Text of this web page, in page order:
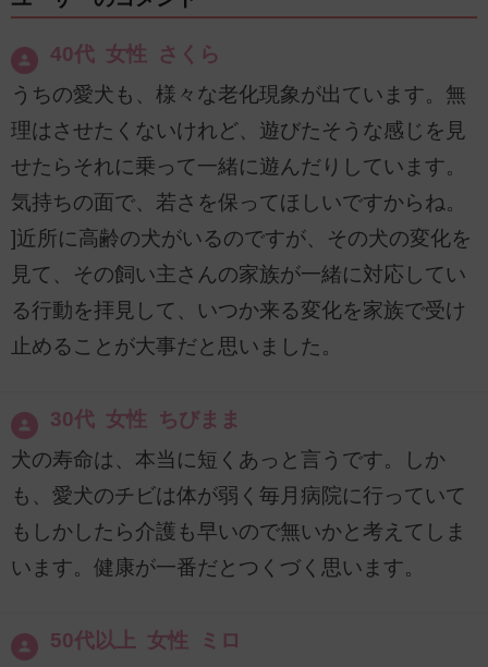
40代 女性 さくら
うちの愛犬も、様々な老化現象が出ています。無
理はさせたくないけれど、遊びたそうな感じを見
せたらそれに乗って一緒に遊んだりしています。
気持ちの面で、若さを保ってほしいですからね。
]近所に高齢の犬がいるのですが、その犬の変化を
見て、その飼い主さんの家族が一緒に対応してい
る行動を拝見して、いつか来る変化を家族で受け
止めることが大事だと思いました。
30代 女性 ちびまま
犬の寿命は、本当に短くあっと言うです。しか
も、愛犬のチビは体が弱く毎月病院に行っていて
もしかしたら介護も早いので無いかと考えてしま
います。健康が一番だとつくづく思います。
50代以上 女性 ミロ